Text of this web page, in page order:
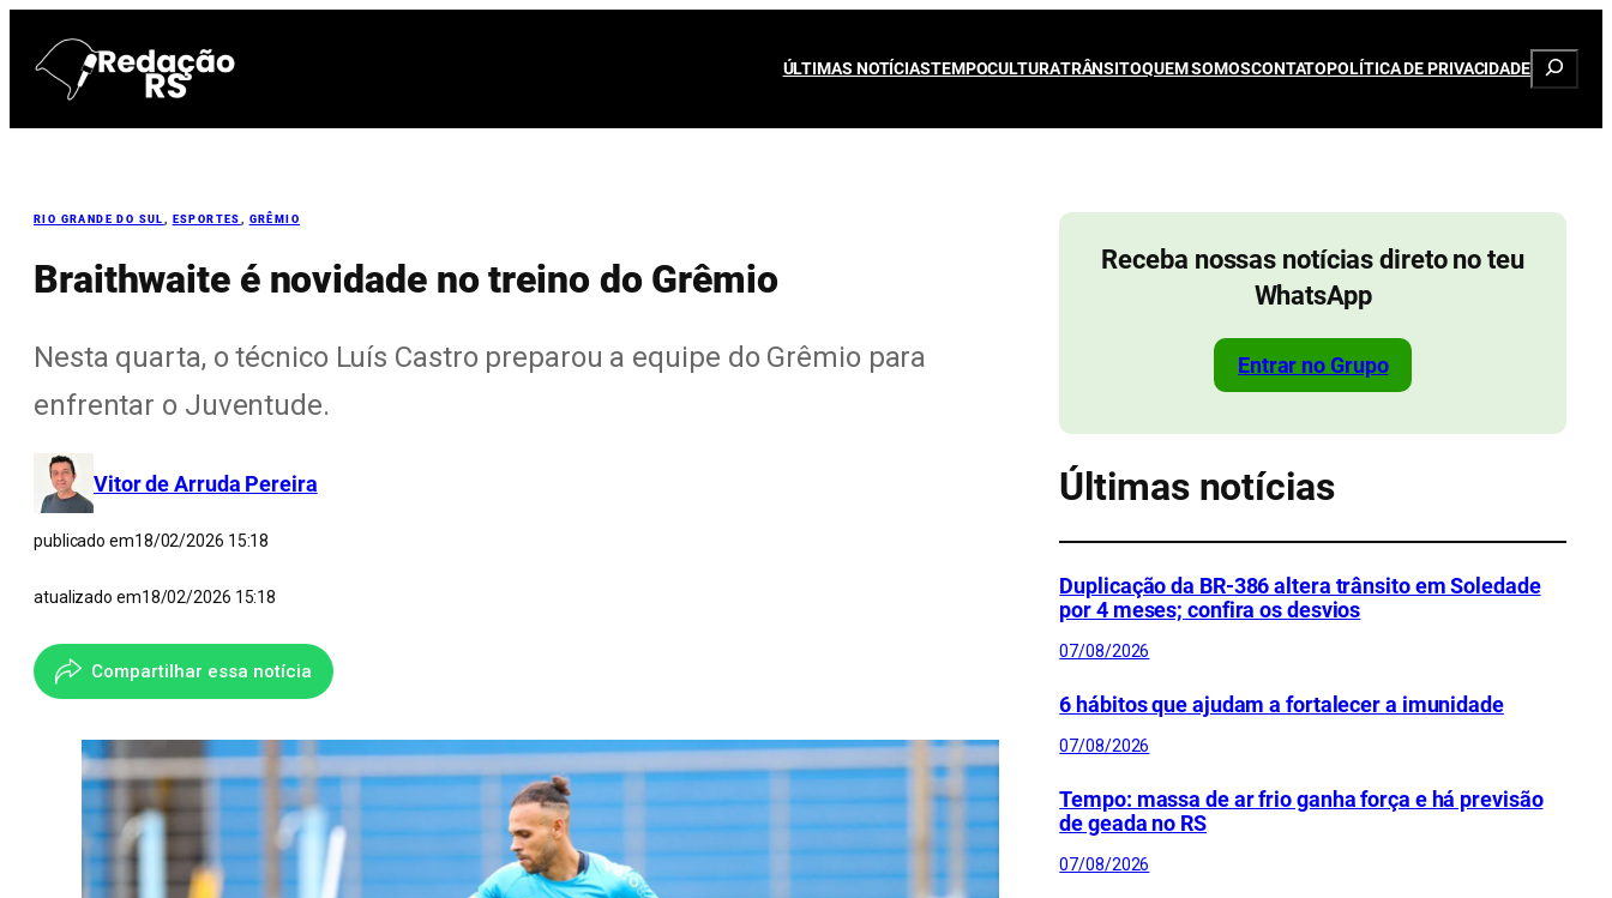
para
conteúdo
ÚLTIMAS NOTÍCIASTEMPOCULTURATRÂNSITOQUEM SOMOSCONTATOPOLÍTICA DE PRIVACIDADE
RIO GRANDE DO SUL ESPORTES GRÊMIO
Braithwaite é novidade no treino do Grêmio
Nesta quarta, o técnico Luís Castro preparou a equipe do Grêmio para
enfrentar o Juventude.
Vitor de Arruda Pereira
publicado em18/02/2026 15:18
atualizado em18/02/2026 15:18
Compartilhar essa notícia
Receba nossas notícias direto no teu
WhatsApp
Entrar no Grupo
Últimas notícias
Duplicação da BR-386 altera trânsito em Soledade
por 4 meses; confira os desvios
07/08/2026
6 hábitos que ajudam a fortalecer a imunidade
07/08/2026
Tempo: massa de ar frio ganha força e há previsão
de geada no RS
07/08/2026